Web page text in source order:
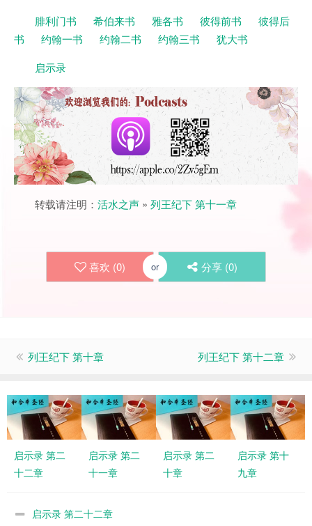
腓利门书
希伯来书 雅各书 彼得前书
彼得后
书
约翰一书 约翰二书 约翰三书
犹大书
启示录
转载请注明： 活水之声 » 列王纪下 第十一章
喜欢 (0) or 分享 (0)
列王纪下 第十章 列王纪下 第十二章
启示录 第二
十二章
启示录 第二
十一章
启示录 第二
十章
启示录 第十
九章
启示录 第二十二章